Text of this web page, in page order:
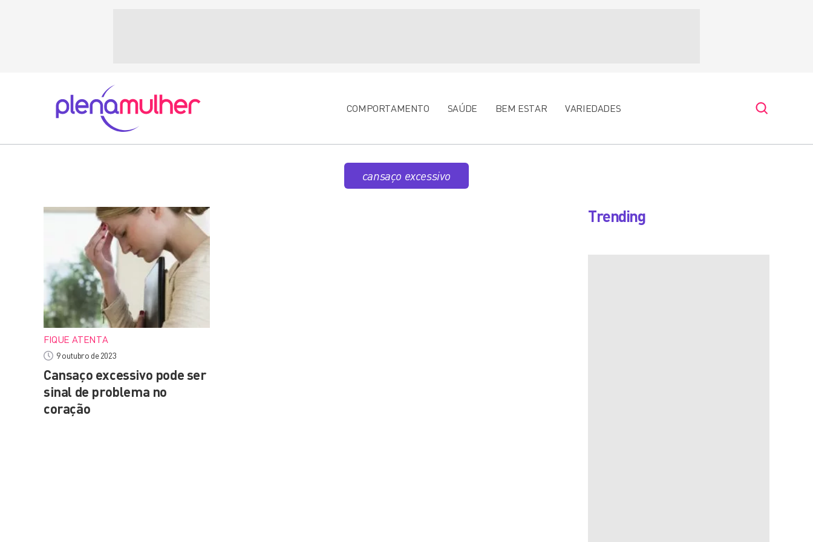
COMPORTAMENTO SAÚDE BEM ESTAR VARIEDADES
cansaço excessivo
FIQUE ATENTA
9 outubro de 2023
Cansaço excessivo pode ser
sinal de problema no
coração
Trending